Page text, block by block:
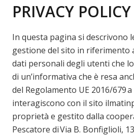
PRIVACY POLICY
In questa pagina si descrivono
gestione del sito in riferimento
dati personali degli utenti che
di un’informativa che è resa
del Regolamento UE 2016/679
interagiscono con il sito
proprietà e gestito dalla
Pescatore di Via B. Bonfiglioli,